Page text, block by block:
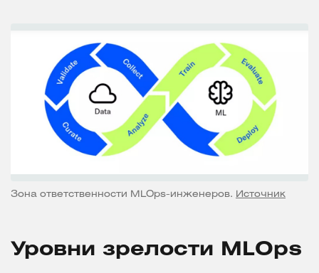
Зона ответственности MLOps-инженеров. Источник
Уровни зрелости MLOps